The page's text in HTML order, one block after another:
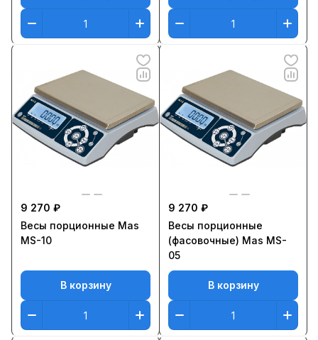
9 270 ₽
Весы порционные Mas
MS-10
В корзину
9 270 ₽
Весы порционные
(фасовочные) Mas MS-
05
В корзину